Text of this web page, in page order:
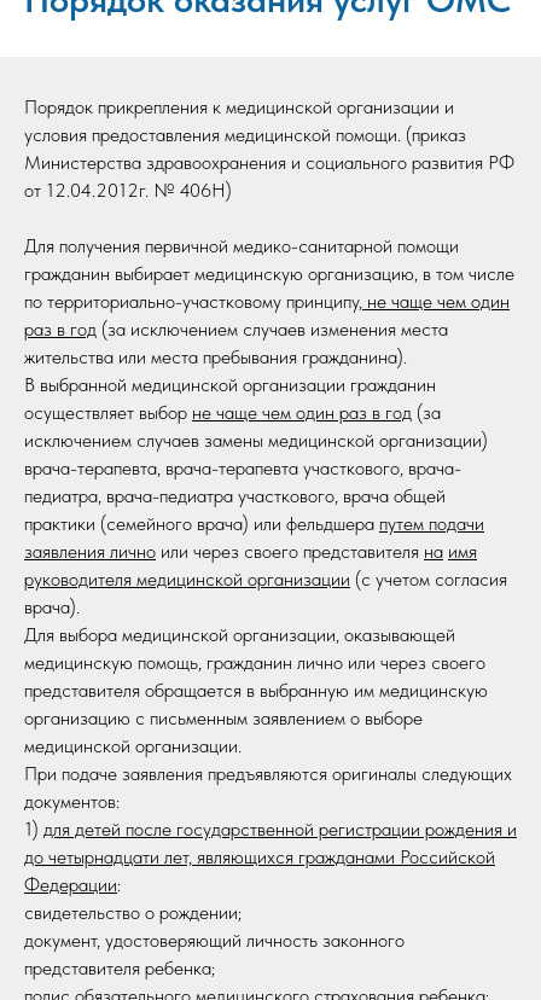
Порядок прикрепления к медицинской организации и
условия предоставления медицинской помощи. (приказ
Министерства здравоохранения и социального развития РФ
от 12.04.2012г. № 406Н)
Для получения первичной медико-санитарной помощи
гражданин выбирает медицинскую организацию, в том числе
по территориально-участковому принципу, не чаще чем один
раз в год (за исключением случаев изменения места
жительства или места пребывания гражданина).
В выбранной медицинской организации гражданин
осуществляет выбор не чаще чем один раз в год (за
исключением случаев замены медицинской организации)
врача-терапевта, врача-терапевта участкового, врача-
педиатра, врача-педиатра участкового, врача общей
практики (семейного врача) или фельдшера путем подачи
заявления лично или через своего представителя на имя
руководителя медицинской организации (с учетом согласия
врача).
Для выбора медицинской организации, оказывающей
медицинскую помощь, гражданин лично или через своего
представителя обращается в выбранную им медицинскую
организацию с письменным заявлением о выборе
медицинской организации.
При подаче заявления предъявляются оригиналы следующих
документов:
1) для детей после государственной регистрации рождения и
до четырнадцати лет, являющихся гражданами Российской
Федерации:
свидетельство о рождении;
документ, удостоверяющий личность законного
представителя ребенка;